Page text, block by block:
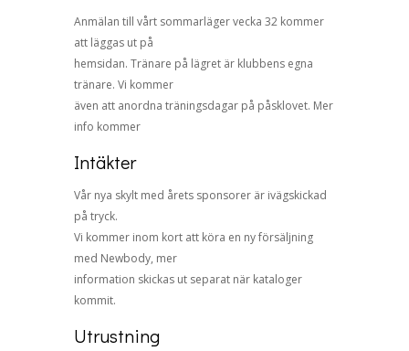
Anmälan till vårt sommarläger vecka 32 kommer
att läggas ut på
hemsidan. Tränare på lägret är klubbens egna
tränare. Vi kommer
även att anordna träningsdagar på påsklovet. Mer
info kommer
Intäkter
Vår nya skylt med årets sponsorer är ivägskickad
på tryck.
Vi kommer inom kort att köra en ny försäljning
med Newbody, mer
information skickas ut separat när kataloger
kommit.
Utrustning